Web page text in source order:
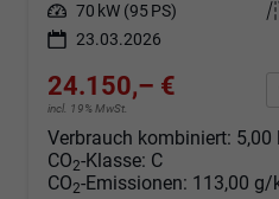
Leistung 70 kW (95 PS)
23.03.2026
24.150,– €
incl. 19% MwSt.
Verbrauch kombiniert: 5,00
CO2-Klasse: C
CO2-Emissionen: 113,00 g/